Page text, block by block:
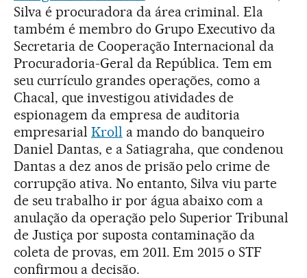
Silva é procuradora da área criminal. Ela
também é membro do Grupo Executivo da
Secretaria de Cooperação Internacional da
Procuradoria-Geral da República. Tem em
seu currículo grandes operações, como a
Chacal, que investigou atividades de
espionagem da empresa de auditoria
empresarial Kroll a mando do banqueiro
Daniel Dantas, e a Satiagraha, que condenou
Dantas a dez anos de prisão pelo crime de
corrupção ativa. No entanto, Silva viu parte
de seu trabalho ir por água abaixo com a
anulação da operação pelo Superior Tribunal
de Justiça por suposta contaminação da
coleta de provas, em 2011. Em 2015 o STF
confirmou a decisão.